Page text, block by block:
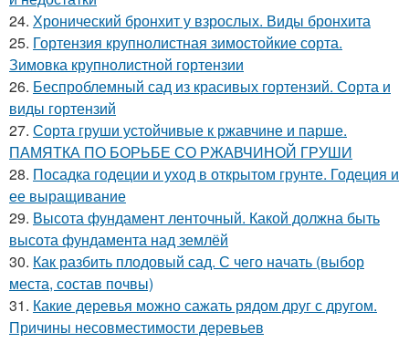
24. Хронический бронхит у взрослых. Виды бронхита
25. Гортензия крупнолистная зимостойкие сорта.
Зимовка крупнолистной гортензии
26. Беспроблемный сад из красивых гортензий. Сорта и
виды гортензий
27. Сорта груши устойчивые к ржавчине и парше.
ПАМЯТКА ПО БОРЬБЕ СО РЖАВЧИНОЙ ГРУШИ
28. Посадка годеции и уход в открытом грунте. Годеция и
ее выращивание
29. Высота фундамент ленточный. Какой должна быть
высота фундамента над землёй
30. Как разбить плодовый сад. С чего начать (выбор
места, состав почвы)
31. Какие деревья можно сажать рядом друг с другом.
Причины несовместимости деревьев